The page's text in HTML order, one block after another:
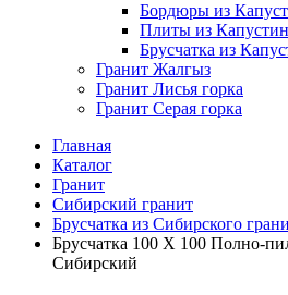
Бордюры из
Плиты из
Брусчатка из
Гранит Жалгыз
Гранит Лисья горка
Гранит Серая горка
Главная
Каталог
Гранит
Сибирский гранит
Брусчатка из Сибирского
Брусчатка 100 Х 100 Полно-
Сибирский